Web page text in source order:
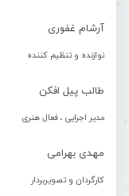
آرشام غفوری
نوازنده و تنظیم کننده
طالب پیل افکن
مدیر اجرایی ، فعال هنری
مهدی بهرامی
کارگردان و تصویربردار